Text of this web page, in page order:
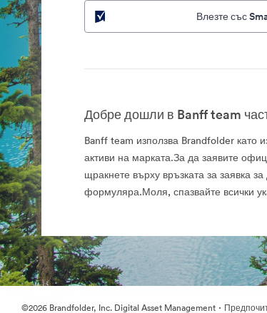
Влезте със
Добре дошли в Banff team
Banff team използва Brandfolder като
активи на марката.За да заявите
щракнете върху връзката за заявка
формуляра.Моля, спазвайте всички
©2026 Brandfolder, Inc. Digital Asset Management ·